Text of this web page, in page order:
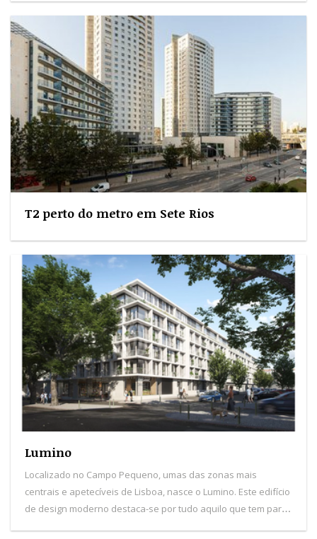
T2 perto do metro em Sete Rios
Lumino
Localizado no Campo Pequeno, umas das zonas mais
centrais e apetecíveis de Lisboa, nasce o Lumino. Este edifício
de design moderno destaca-se por tudo aquilo que tem para